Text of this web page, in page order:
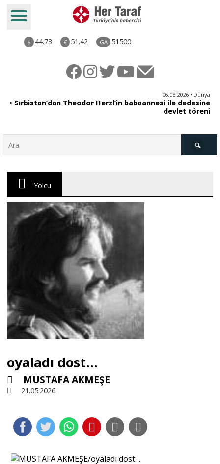
$ 44.73 € 51.42 GA 51500
06.08.2026 • Dünya
• Sırbistan’dan Theodor Herzl’in babaannesi ile dedesine
devlet töreni
Derkenar
Sivil Toplum
Kültür - Sanat
Ekonomi
Dünya
Yazı Dizisi
Yolcu
oyaladı dost…
MUSTAFA AKMEŞE
21.05.2026